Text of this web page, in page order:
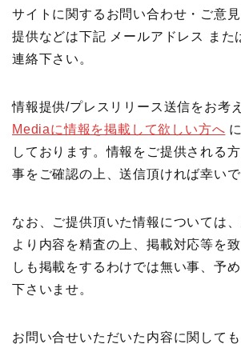
サイトに関するお問い合わせ・ご意
提供などは下記 メールアドレス また
連絡下さい。
情報提供/プレスリリース送信をお考
Mediaに情報を掲載して欲しい方へ
しております。情報をご提供される
事をご確認の上、送信頂ければ幸いで
なお、ご提供頂いた情報については
より内容を精査の上、掲載対応等を
しも掲載をするわけでは無い事、予
下さいませ。
お問い合せいただいた内容に関して